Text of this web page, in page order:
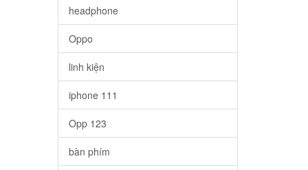
headphone
Oppo
linh kiện
iphone 111
Opp 123
bàn phím